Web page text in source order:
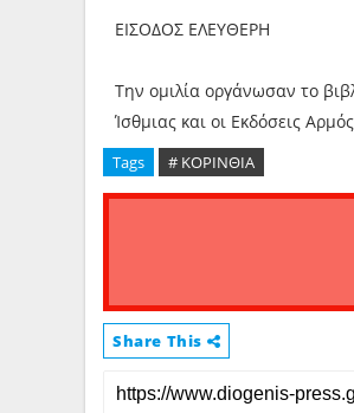
ΕΙΣΟΔΟΣ ΕΛΕΥΘΕΡΗ
Την ομιλία οργάνωσαν το
Ίσθμιας και οι Εκδόσεις Αρμός
Tags # ΚΟΡΙΝΘΙΑ
Share This